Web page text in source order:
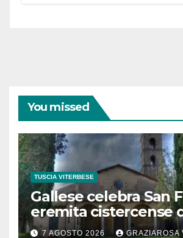
You missed
TUSCIA VITERBESE
Gallese celebra San
eremita cistercense
secolo
7 AGOSTO 2026 GRAZIAROSA